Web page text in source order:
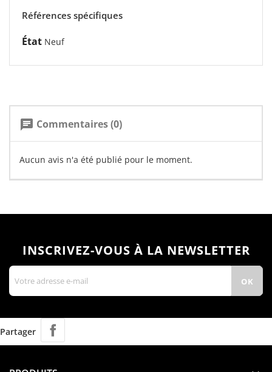
Références spécifiques
État Neuf
chat Commentaires (0)
Aucun avis n'a été publié pour le moment.
INSCRIVEZ-VOUS À LA NEWSLETTER
Partager